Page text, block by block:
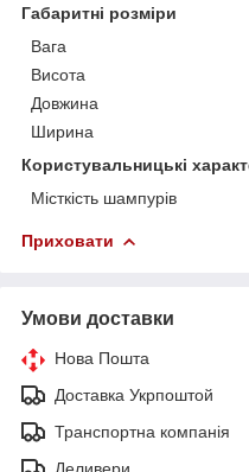
Габаритні розміри
Вага
Висота
Довжина
Ширина
Користувальницькі
Місткість шампурів
Приховати
Умови доставки
Нова Пошта
Доставка Укрпоштой
Транспортна компанія
Деливери